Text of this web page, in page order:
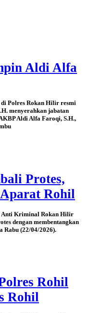
Aldi Alfa
Polres Rokan Hilir resmi
menyerahkan jabatan
Aldi Alfa Faroqi, S.H.,
Protes,
Rohil
Anti Kriminal Rokan Hilir
dengan membentangkan
Rabu (22/04/2026).
Rohil
Rohil